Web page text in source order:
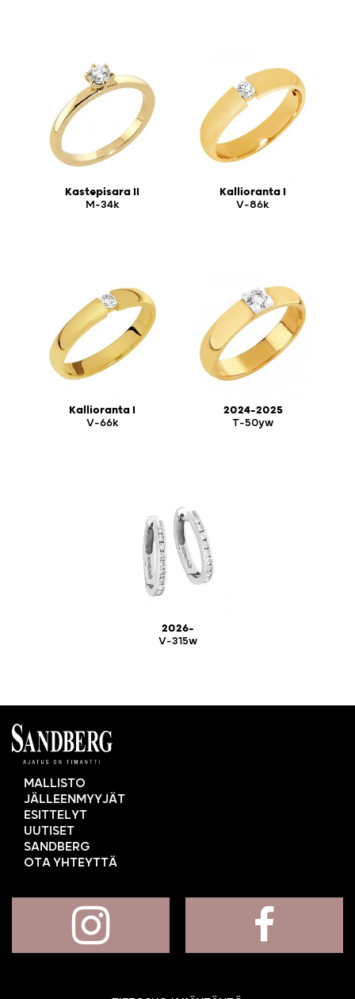
Kastepisara II
M-34k
Kallioranta I
V-86k
Kallioranta I
V-66k
2024-2025
T-50yw
2026-
V-315w
MALLISTO
JÄLLEENMYYJÄT
ESITTELYT
UUTISET
SANDBERG
OTA YHTEYTTÄ